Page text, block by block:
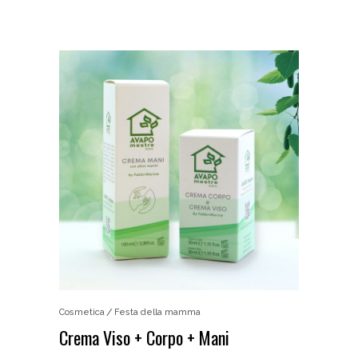
Cosmetica Festa della mamma
Crema Viso + Corpo + Mani